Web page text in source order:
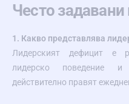
Често задавани
1. Какво представлява
Лидерският дефицит е
лидерско поведение
действително правят